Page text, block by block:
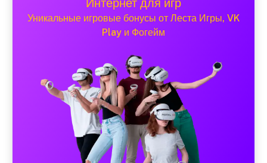
Уникальные игровые бонусы от Леста Игры, VK
Play и Фогейм